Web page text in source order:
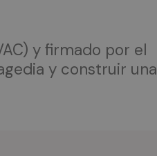
y firmado por el
y construir una